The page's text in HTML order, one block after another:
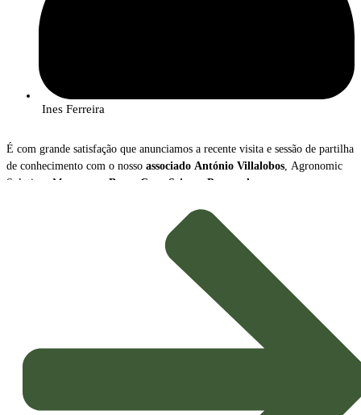
Ines Ferreira
É com grande satisfação que anunciamos a recente visita e sessão de partilha
de conhecimento com o nosso associado António Villalobos, Agronomic
Solutions Manager na Bayer Crop Science Portugal
Durante o encontro, António Villalobos apresentou uma visão abrangente
que o setor da proteção de culturas está a
atravessar, destacando dois vetores de inovação cruciais para a
do futuro: o crescimento das Soluções Biológicas
agrícola, impulsionado pela necessidade de maior sustentabilidade e
eficiência: